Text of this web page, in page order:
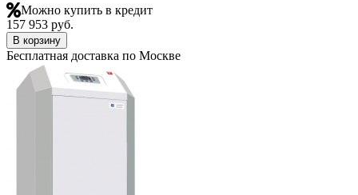
Можно купить в кредит
157 953 руб.
В корзину
Бесплатная доставка по Москве